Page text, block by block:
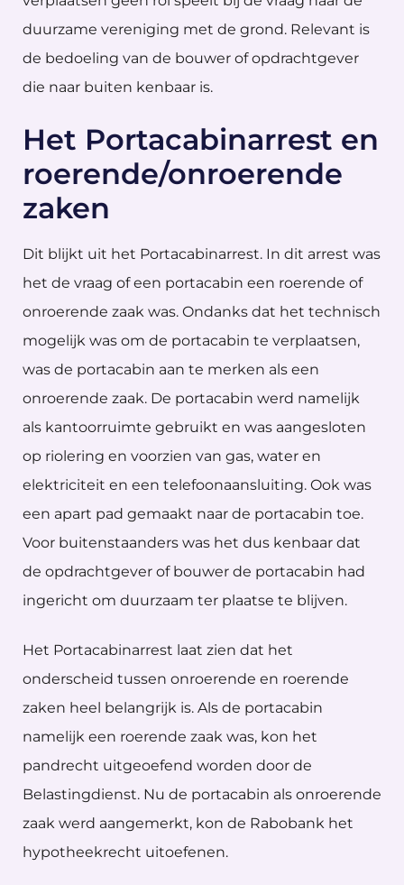
duurzame vereniging met de grond. Relevant is
de bedoeling van de bouwer of opdrachtgever
die naar buiten kenbaar is.
Het Portacabinarrest en
roerende/onroerende
zaken
Dit blijkt uit het Portacabinarrest. In dit arrest was
het de vraag of een portacabin een roerende of
onroerende zaak was. Ondanks dat het technisch
mogelijk was om de portacabin te verplaatsen,
was de portacabin aan te merken als een
onroerende zaak. De portacabin werd namelijk
als kantoorruimte gebruikt en was aangesloten
op riolering en voorzien van gas, water en
elektriciteit en een telefoonaansluiting. Ook was
een apart pad gemaakt naar de portacabin toe.
Voor buitenstaanders was het dus kenbaar dat
de opdrachtgever of bouwer de portacabin had
ingericht om duurzaam ter plaatse te blijven.
Het Portacabinarrest laat zien dat het
onderscheid tussen onroerende en roerende
zaken heel belangrijk is. Als de portacabin
namelijk een roerende zaak was, kon het
pandrecht uitgeoefend worden door de
Belastingdienst. Nu de portacabin als onroerende
zaak werd aangemerkt, kon de Rabobank het
hypotheekrecht uitoefenen.